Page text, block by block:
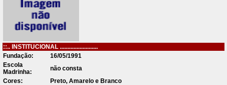
::.. INSTITUCIONAL .........................
Fundação:
16/05/1991
Escola
Madrinha:
não consta
Cores:
Preto, Amarelo e Branco